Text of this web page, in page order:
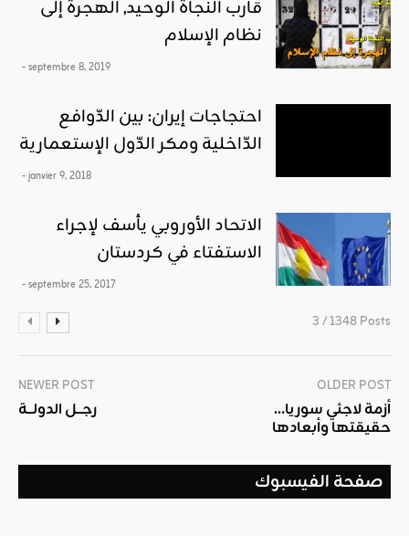
قارب النجاة الوحيد, الهجرة إلى
نظام الإسلام
- septembre 8, 2019
احتجاجات إيران: بين الدّوافع
الدّاخلية ومكر الدّول الإستعمارية
- janvier 9, 2018
الاتحاد الأوروبي يأسف لإجراء
الاستفتاء في كردستان
- septembre 25, 2017
3 / 1348 Posts
NEWER POST
رجـــل الدولـــة
OLDER POST
أزمة لاجئي سوريا…
حقيقتها وأبعادها
صفحة الفيسبوك